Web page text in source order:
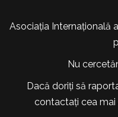
Asociația Internațională
Nu
Dacă doriți să
contactați cea mai